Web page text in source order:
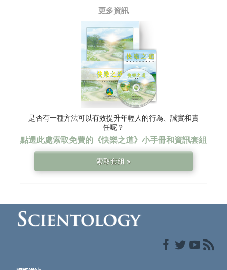
更多資訊
是否有一種方法可以有效提升年輕人的行為、誠實和責
任呢？
點選此處索取免費的 《快樂之道》 小手冊和資訊套組
索取套組 »